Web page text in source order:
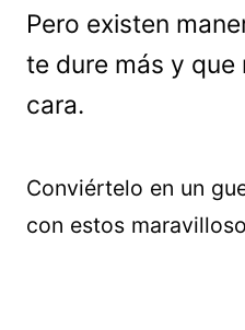
Pero existen
te dure más y que
cara.
Conviértelo en un
con estos